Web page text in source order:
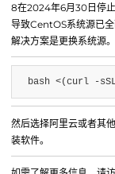
微信公众号
IDC/ISP证号
8在2024年6月30日停
导致CentOS系统源已全
解决方案是更换系统源
bash <(curl -
然后选择阿里云或者其
装软件。